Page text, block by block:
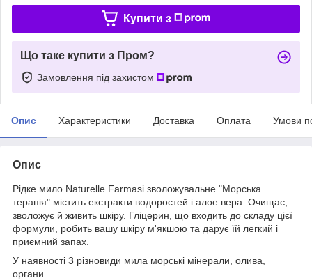
Купити з
Що таке купити з Пром?
Замовлення під захистом
Опис Характеристики Доставка Оплата Умови
Опис
Рідке мило Naturelle Farmasi зволожувальне "Морська
терапія" містить екстракти водоростей і алое вера. Очищає,
зволожує й живить шкіру. Гліцерин, що входить до складу цієї
формули, робить вашу шкіру м'якшою та дарує їй легкий і
приємний запах.
У наявності 3 різновиди мила морські мінерали, олива,
органи.